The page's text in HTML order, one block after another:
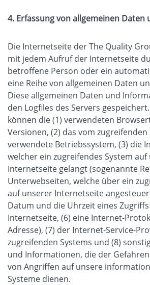
4. Erfassung von allgemeinen
Die Internetseite der The Quality
mit jedem Aufruf der Internetseite
betroffene Person oder ein
eine Reihe von allgemeinen Daten
Diese allgemeinen Daten und
den Logfiles des Servers
können die (1) verwendeten
Versionen, (2) das vom zugreifenden
verwendete Betriebssystem, (3) die
welcher ein zugreifendes System auf
Internetseite gelangt (sogenannte
Unterwebseiten, welche über ein
auf unserer Internetseite
Datum und die Uhrzeit eines
Internetseite, (6) eine Internet-
Adresse), (7) der Internet-Service-
zugreifenden Systems und (8)
und Informationen, die der
von Angriffen auf unsere
Systeme dienen.